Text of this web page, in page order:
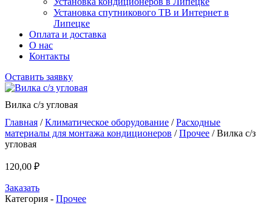
Установка спутникового ТВ и Интернет в
Липецке
Оплата и доставка
О нас
Контакты
Оставить заявку
Вилка с/з угловая
Главная /Климатическое оборудование /Расходные
материалы для монтажа кондиционеров /Прочее / Вилка с/з
угловая
120,00 ₽
Заказать
Категория - Прочее